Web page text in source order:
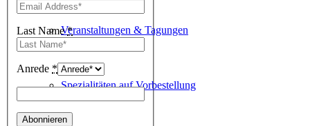
Veranstaltungen & Tagungen
Spezialitäten auf Vorbestellung
Last Name*
Anrede *